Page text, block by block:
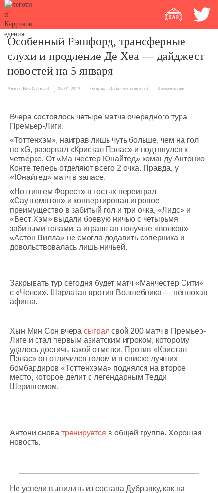
Особенный Рэшфорд, трансферные
слухи и продление Де Хеа — дайджест
новостей на 5 января
Автор: BestGlatisant 05.01.2023 Рубрика: Дайджест новостей Комментарии
Вчера состоялось четыре матча очередного тура
Премьер-Лиги.
«Тоттенхэм», наиграв лишь чуть больше, чем на гол
по xG, разорвал «Кристал Пэлас» и подтянулся к
четверке. От «Манчестер Юнайтед» команду Антонио
Конте теперь отделяют всего 2 очка. Правда, у
«Юнайтед» матч в запасе.
«Ноттингем Форест» в гостях переиграл
«Саутгемптон» и конвертировал игровое
преимущество в забитый гол и три очка, «Лидс» и
«Вест Хэм» выдали боевую ничью с четырьмя
забитыми голами, а игравшая получше «волков»
«Астон Вилла» не смогла додавить соперника и
довольствовалась лишь ничьей.
Закрывать тур сегодня будет матч «Манчестер Сити»
с «Челси». Шарлатан против Волшебника — неплохая
афиша.
Хын Мин Сон вчера сыграл свой 200 матч в Премьер-
Лиге и стал первым азиатским игроком, которому
удалось достичь такой отметки. Против «Кристал
Пэлас» он отличился голом и в списке лучших
бомбардиров «Тоттенхэма» поднялся на второе
место, которое делит с легендарным Тедди
Шерингемом.
Антони снова тренируется в общей группе. Хорошая
новость.
Не успели выпилить из состава Дубравку, как на